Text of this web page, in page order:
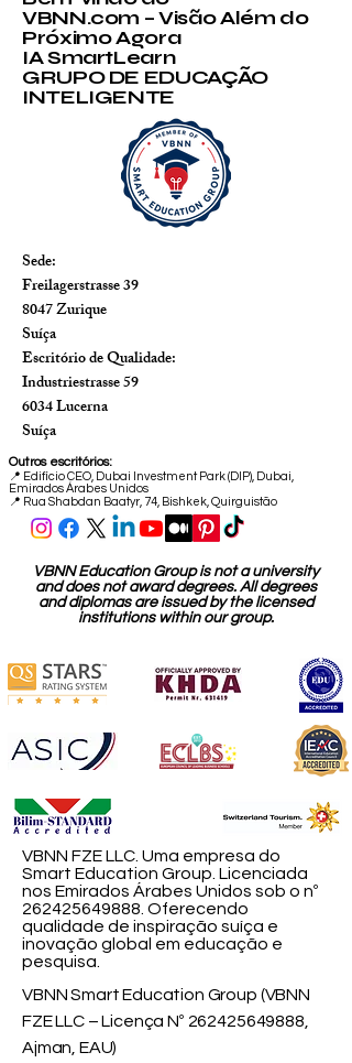
VBNN.com – Visão Além do
Próximo Agora
IA SmartLearn
GRUPO DE EDUCAÇÃO
INTELIGENTE
Sede:
Freilagerstrasse 39
8047 Zurique
Suíça
Escritório de Qualidade:
Industriestrasse 59
6034 Lucerna
Suíça
Outros escritórios:
📍 Edifício CEO, Dubai Investment Park (DIP), Dubai,
Emirados Árabes Unidos
📍 Rua Shabdan Baatyr, 74, Bishkek, Quirguistão
VBNN Education Group is not a university
and does not award degrees. All degrees
and diplomas are issued by the licensed
institutions within our group.
VBNN FZE LLC. Uma empresa do
Smart Education Group. Licenciada
nos Emirados Árabes Unidos sob o nº
262425649888 . Oferecendo
qualidade de inspiração suíça e
inovação global em educação e
pesquisa.
VBNN Smart Education Group (VBNN
FZE LLC – Licença Nº 262425649888
Ajman, EAU)